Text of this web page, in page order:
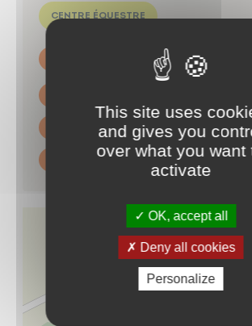
CENTRE ÉQUESTRE
Parc de la Morinière - Andrezé
BEAUPRÉAU-EN-MAUGES
Contacter par mail
https://
This site uses
and gives you
over what you want
activate
OK, accept all
Deny all cookies
Personalize